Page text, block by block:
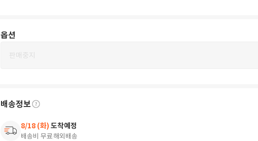
옵션
판매중지
배송정보
8/18 (화) 도착예정
배송비 무료해외배송